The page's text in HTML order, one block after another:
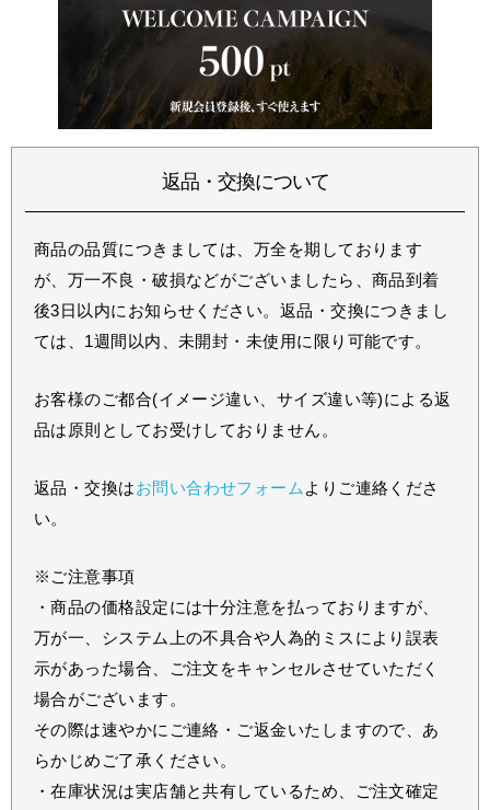
返品・交換について
商品の品質につきましては、万全を期しております
が、万一不良・破損などがございましたら、商品到着
後3日以内にお知らせください。返品・交換につきまし
ては、1週間以内、未開封・未使用に限り可能です。
お客様のご都合(イメージ違い、サイズ違い等)による返
品は原則としてお受けしておりません。
返品・交換はお問い合わせフォーム よりご連絡くださ
い。
※ご注意事項
・商品の価格設定には十分注意を払っておりますが、
万が一、システム上の不具合や人為的ミスにより誤表
示があった場合、ご注文をキャンセルさせていただく
場合がございます。
その際は速やかにご連絡・ご返金いたしますので、あ
らかじめご了承ください。
・在庫状況は実店舗と共有しているため、ご注文確定